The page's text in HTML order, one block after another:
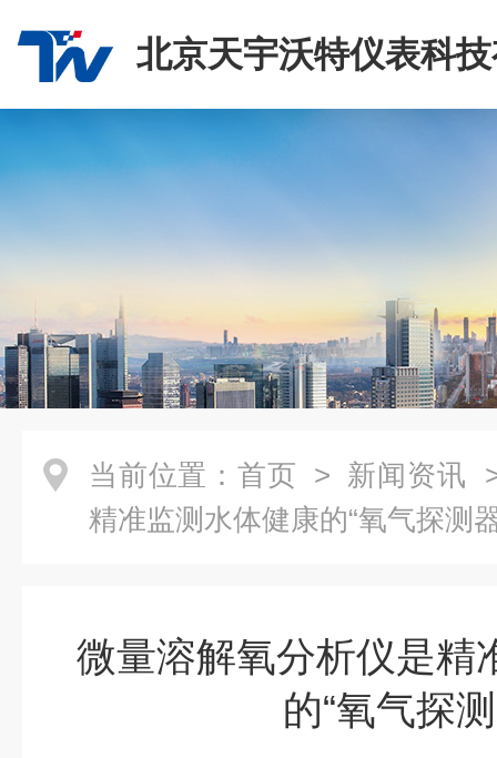
北京天宇沃特仪表科
司
当前位置： 首页 > 新闻资讯
精准监测水体健康的“氧气探测
微量溶解氧分析仪是精
的“氧气探